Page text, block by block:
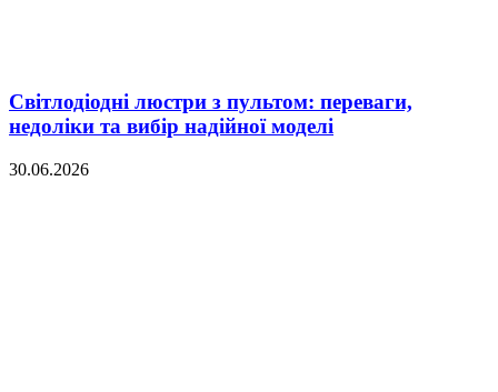
Світлодіодні люстри з пультом: переваги,
недоліки та вибір надійної моделі
30.06.2026